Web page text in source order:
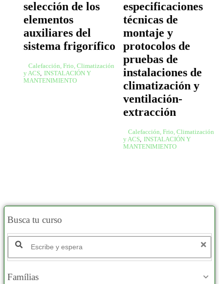
selección de los
elementos
auxiliares del
sistema frigorífico
Calefacción, Frio, Climatización
y ACS, INSTALACIÓN Y
MANTENIMIENTO
especificaciones
técnicas de
montaje y
protocolos de
pruebas de
instalaciones de
climatización y
ventilación-
extracción
Calefacción, Frio, Climatización
y ACS, INSTALACIÓN Y
MANTENIMIENTO
Busca tu curso
Famílias